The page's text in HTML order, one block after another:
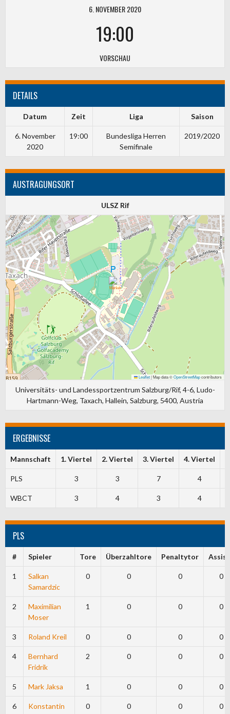
6. NOVEMBER 2020
19:00
VORSCHAU
DETAILS
Datum Zeit Liga Saison
6. November
2020
19:00
Bundesliga Herren
Semifinale
2019/2020
AUSTRAGUNGSORT
ULSZ Rif
Leaflet|Map data ©OpenStreetMapcontributors
Universitäts- und Landessportzentrum Salzburg/Rif, 4-6, Ludo-
Hartmann-Weg, Taxach, Hallein, Salzburg, 5400, Austria
ERGEBNISSE
Mannschaft 1. Viertel 2. Viertel 3. Viertel 4. Viertel
PLS 3 3 7 4
WBCT 3 4 3 4
PLS
# Spieler Tore Überzahltore Penaltytor
1
Salkan
Samardzic
0 0 0 0
2
Maximilian
Moser
1 0 0 0
3 Roland Kreil 0 0 0 0
4
Bernhard
Fridrik
2 0 0 0
5 Mark Jaksa 1 0 0 0
6
Konstantin
0 0 0 0